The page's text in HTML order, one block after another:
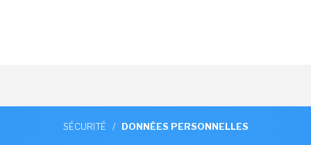
SÉCURITÉ / DONNÉES PERSONNELLES